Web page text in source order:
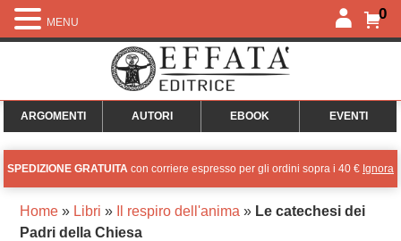
0
ARGOMENTI AUTORI EBOOK EVENTI
SPEDIZIONE GRATUITA con corriere espresso per gli ordini sopra i 40 € Ignora
Home» Libri » Il respiro dell'anima » Le catechesi dei
Padri della Chiesa
MENU